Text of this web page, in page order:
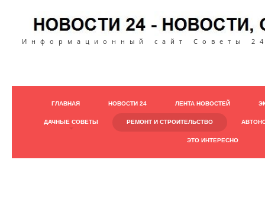
Информационный сайт Советы
ГЛАВНАЯ НОВОСТИ 24 ЛЕНТА НОВОСТЕЙ
ДАЧНЫЕ СОВЕТЫ РЕМОНТ И СТРОИТЕЛЬСТВО
ЭТО ИНТЕРЕСНО